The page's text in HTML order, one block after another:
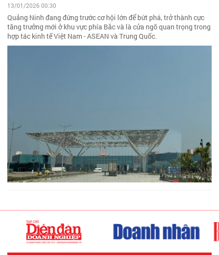
13/01/2026 00:30
Quảng Ninh đang đứng trước cơ hội lớn để bứt phá, trở thành cực
tăng trưởng mới ở khu vực phía Bắc và là cửa ngõ quan trọng trong
hợp tác kinh tế Việt Nam - ASEAN và Trung Quốc.